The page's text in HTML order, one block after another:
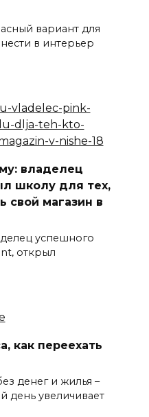
вариант для
в интерьер
владелец
школу для тех,
свой магазин в
успешного
открыл
как переехать
денег и жилья –
день увеличивает